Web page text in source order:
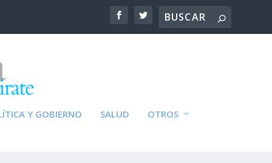
Y GOBIERNO SALUD OTROS